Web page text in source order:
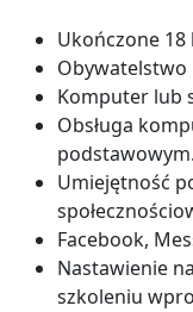
Ukończone 18
Obywatelstwo
Komputer lub
Obsługa
podstawowym.
Umiejętność
Facebook,
Nastawienie
szkoleniu